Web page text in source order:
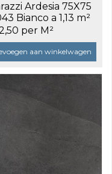
Ardesia 75X75
Bianco a 1,13 m²
per M²
aan winkelwagen